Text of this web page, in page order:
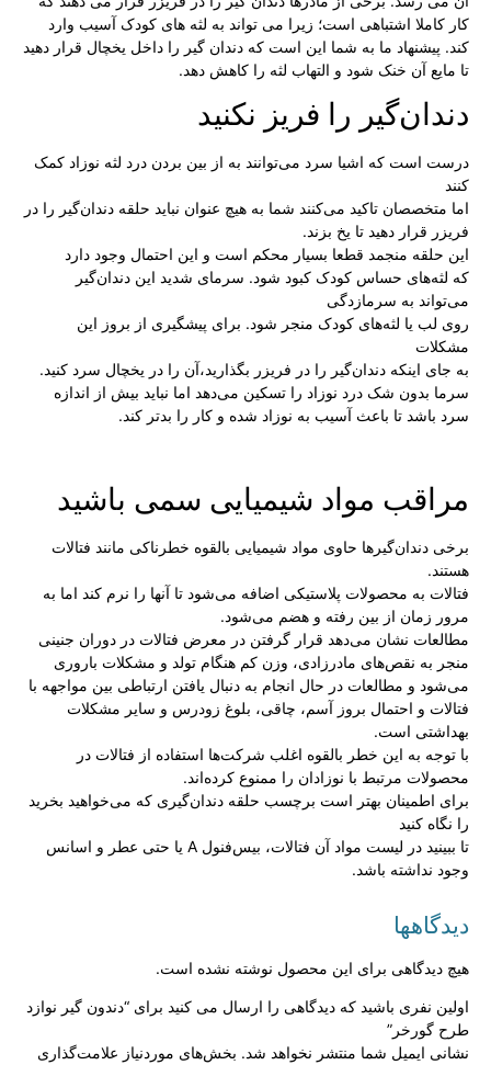
کار کاملا اشتباهی است؛ زیرا می تواند به لثه های کودک آسیب وارد
کند. پیشنهاد ما به شما این است که دندان گیر را داخل یخچال قرار دهید
تا مایع آن خنک شود و التهاب لثه را کاهش دهد.
دندان‌گیر را فریز نکنید
درست است که اشیا سرد می‌توانند به از بین بردن درد لثه نوزاد کمک
کنند
اما متخصصان تاکید می‌کنند شما به هیچ عنوان نباید حلقه دندان‌گیر را در
فریزر قرار دهید تا یخ بزند.
این حلقه منجمد قطعا بسیار محکم است و این احتمال وجود دارد
که لثه‌های حساس کودک کبود شود. سرمای شدید این دندان‌گیر
می‌تواند به سرمازدگی
روی لب یا لثه‌های کودک منجر شود. برای پیشگیری از بروز این
مشکلات
به جای اینکه دندان‌گیر را در فریزر بگذارید،‌آن را در یخچال سرد کنید.
سرما بدون شک درد نوزاد را تسکین می‌دهد اما نباید بیش از اندازه
سرد باشد تا باعث آسیب به نوزاد شده و کار را بدتر کند.
مراقب مواد شیمیایی سمی باشید
برخی دندان‌گیرها حاوی مواد شیمیایی بالقوه خطرناکی مانند فتالات
هستند.
فتالات به محصولات پلاستیکی اضافه می‌شود تا آنها را نرم کند اما به
مرور زمان از بین رفته و هضم می‌شود.
مطالعات نشان می‌دهد قرار گرفتن در معرض فتالات در دوران جنینی
منجر به نقص‌های مادرزادی، وزن کم هنگام تولد و مشکلات باروری
می‌شود و مطالعات در حال انجام به دنبال یافتن ارتباطی بین مواجهه با
فتالات و احتمال بروز آسم،‌ چاقی،‌ بلوغ زودرس و سایر مشکلات
بهداشتی است.
با توجه به این خطر بالقوه اغلب شرکت‌ها استفاده از فتالات در
محصولات مرتبط با نوزادان را ممنوع کرده‌اند.
برای اطمینان بهتر است برچسب حلقه دندان‌گیری که می‌خواهید بخرید
را نگاه کنید
تا ببینید در لیست مواد آن فتالات، بیس‌فنول A یا حتی عطر و اسانس
وجود نداشته باشد.
دیدگاهها
هیچ دیدگاهی برای این محصول نوشته نشده است.
اولین نفری باشید که دیدگاهی را ارسال می کنید برای “دندون گیر نوازد
طرح گورخر”
نشانی ایمیل شما منتشر نخواهد شد. بخش‌های موردنیاز علامت‌گذاری